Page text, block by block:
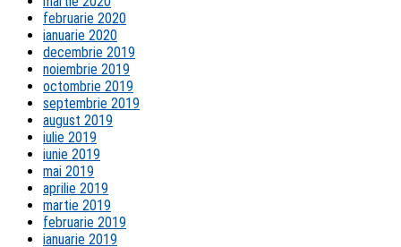
februarie 2020
ianuarie 2020
decembrie 2019
noiembrie 2019
octombrie 2019
septembrie 2019
august 2019
iulie 2019
iunie 2019
mai 2019
aprilie 2019
martie 2019
februarie 2019
ianuarie 2019